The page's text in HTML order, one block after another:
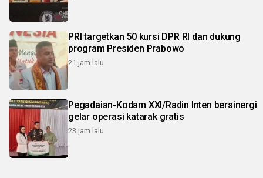
PRI targetkan 50 kursi DPR RI dan dukung
program Presiden Prabowo
21 jam lalu
Pegadaian-Kodam XXI/Radin Inten bersinergi
gelar operasi katarak gratis
23 jam lalu